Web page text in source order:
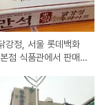
강정, 서울 롯데백화
점 식품관에서 판매